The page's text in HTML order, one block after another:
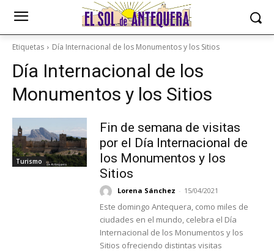
Etiquetas Día Internacional de los Monumentos y los Sitios
Día Internacional de los
Monumentos y los Sitios
Turismo
Fin de semana de visitas
por el Día Internacional de
los Monumentos y los
Sitios
Lorena Sánchez - 15/04/2021
Este domingo Antequera, como miles de
ciudades en el mundo, celebra el Día
Internacional de los Monumentos y los
Sitios ofreciendo distintas visitas